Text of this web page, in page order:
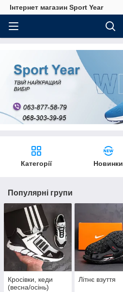
Інтернет магазин Sport Year
Категорії Новинки
Популярні групи
Кросівки, кеди
(весна/осінь)
Літнє взуття